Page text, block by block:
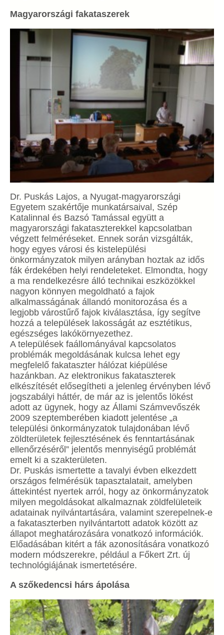
Magyarországi fakataszerek
Dr. Puskás Lajos, a Nyugat-magyarországi
Egyetem szakértője munkatársaival, Szép
Katalinnal és Bazsó Tamással együtt a
magyarországi fakataszterekkel kapcsolatban
végzett felméréseket. Ennek során vizsgálták,
hogy egyes városi és kistelepülési
önkormányzatok milyen arányban hoztak az idős
fák érdekében helyi rendeleteket. Elmondta, hogy
a ma rendelkezésre álló technikai eszközökkel
nagyon könnyen megoldható a fajok
alkalmasságának állandó monitorozása és a
legjobb várostűrő fajok kiválasztása, így segítve
hozzá a települések lakosságát az esztétikus,
egészséges lakókörnyezethez.
A települések faállományával kapcsolatos
problémák megoldásának kulcsa lehet egy
megfelelő fakataszter hálózat kiépülése
hazánkban. Az elektronikus fakataszterek
elkészítését elősegítheti a jelenleg érvényben lévő
jogszabályi háttér, de már az is jelentős lökést
adott az ügynek, hogy az Állami Számvevőszék
2009 szeptemberében kiadott jelentése „a
települési önkormányzatok tulajdonában lévő
zöldterületek fejlesztésének és fenntartásának
ellenőrzéséről” jelentős mennyiségű problémát
emelt ki a szakterületen.
Dr. Puskás ismertette a tavalyi évben elkezdett
országos felmérésük tapasztalatait, amelyben
áttekintést nyertek arról, hogy az önkormányzatok
milyen megoldásokat alkalmaznak zöldfelületeik
adatainak nyilvántartására, valamint szerepelnek-e
a fakataszterben nyilvántartott adatok között az
állapot meghatározására vonatkozó információk.
Előadásában kitért a fák azonosítására vonatkozó
modern módszerekre, például a Főkert Zrt. új
technológiájának ismertetésére.
A szőkedencsi hárs ápolása